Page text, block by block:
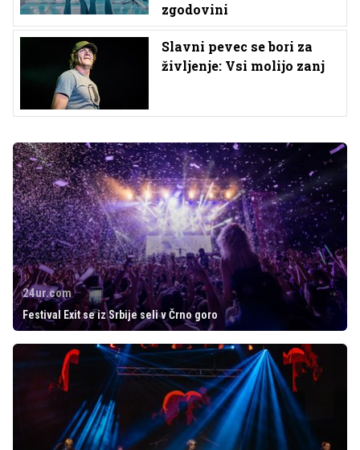
zgodovini
Slavni pevec se bori za
življenje: Vsi molijo zanj
24ur.com
Festival Exit se iz Srbije seli v Črno goro